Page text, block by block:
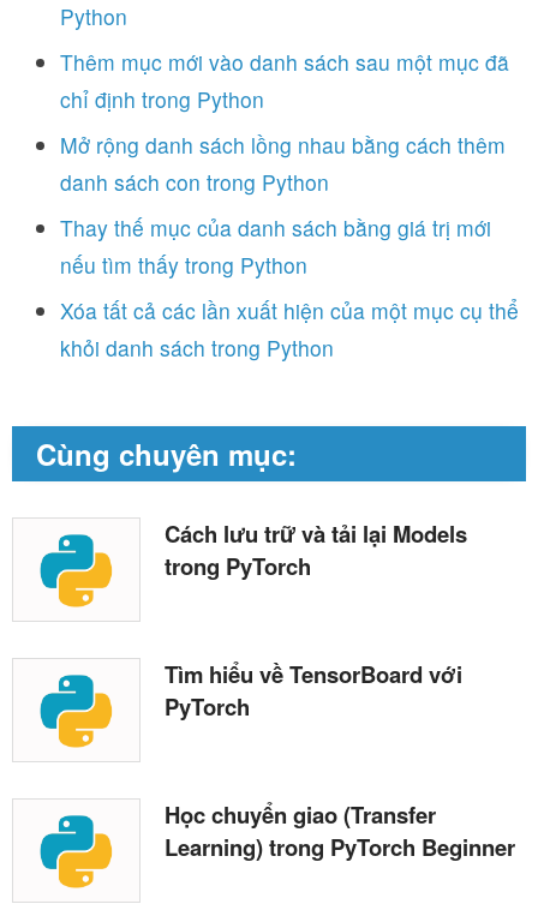
Python
Thêm mục mới vào danh sách sau một mục đã
chỉ định trong Python
Mở rộng danh sách lồng nhau bằng cách thêm
danh sách con trong Python
Thay thế mục của danh sách bằng giá trị mới
nếu tìm thấy trong Python
Xóa tất cả các lần xuất hiện của một mục cụ thể
khỏi danh sách trong Python
Cùng chuyên mục:
Cách lưu trữ và tải lại Models
trong PyTorch
Tìm hiểu về TensorBoard với
PyTorch
Học chuyển giao (Transfer
Learning) trong PyTorch Beginner